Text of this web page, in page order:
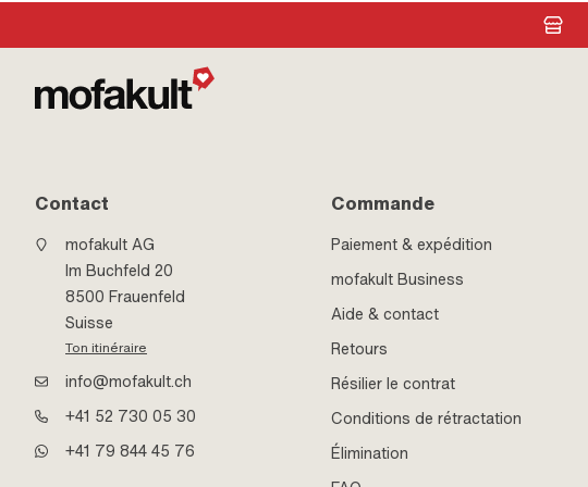
Contact
mofakult AG
Im Buchfeld 20
8500 Frauenfeld
Suisse
Ton itinéraire
info@mofakult.ch
+41 52 730 05 30
+41 79 844 45 76
Commande
Paiement & expédition
mofakult Business
Aide & contact
Retours
Résilier le contrat
Conditions de rétractation
Élimination